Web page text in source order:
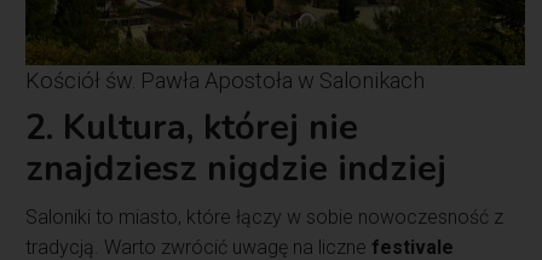
Kościół św. Pawła Apostoła w Salonikach
2. Kultura, której nie
znajdziesz nigdzie indziej
Saloniki to miasto, które łączy w sobie nowoczesność z
tradycją. Warto zwrócić uwagę na liczne festivale